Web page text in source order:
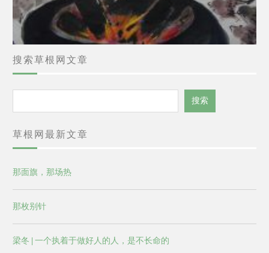
搜索草根网文章
索
搜索
草根网最新文章
那面旗，那场热
那枚别针
梁冬 | 一个执着于做好人的人，是不长命的